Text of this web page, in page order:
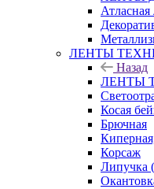
Атласная
ЛЕНТЫ
Назад
ЛЕНТЫ
Косая
Брючная
Корсаж
Липучка